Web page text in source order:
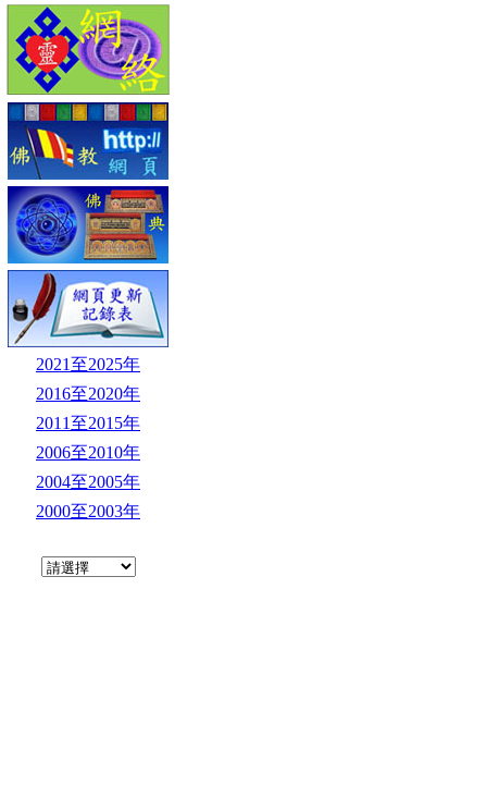
2021至2025年
2016至2020年
2011至2015年
2006至2010年
2004至2005年
2000至2003年